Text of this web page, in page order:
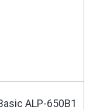
ALP-650B1